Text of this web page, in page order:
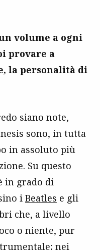
volume a ogni
provare a
la personalità di
siano note,
sono, in tutta
in assoluto più
Su questo
in grado di
i Beatles e gli
che, a livello
o niente, pur
nei